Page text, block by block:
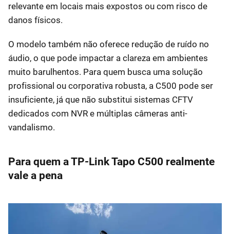
relevante em locais mais expostos ou com risco de
danos físicos.
O modelo também não oferece redução de ruído no
áudio, o que pode impactar a clareza em ambientes
muito barulhentos. Para quem busca uma solução
profissional ou corporativa robusta, a C500 pode ser
insuficiente, já que não substitui sistemas CFTV
dedicados com NVR e múltiplas câmeras anti-
vandalismo.
Para quem a TP-Link Tapo C500 realmente
vale a pena